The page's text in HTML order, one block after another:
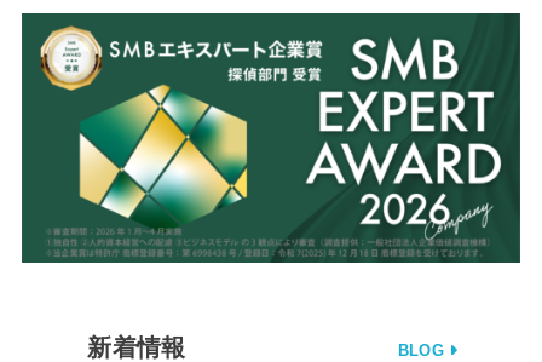
新着情報 BLOG